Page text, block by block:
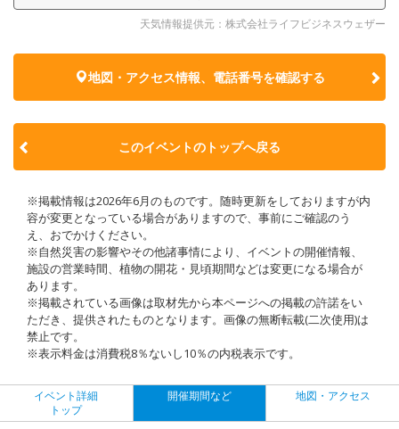
天気情報提供元：株式会社ライフビジネスウェザー
地図・アクセス情報、電話番号を確認する
このイベントのトップへ戻る
※掲載情報は2026年6月のものです。随時更新をしておりますが内
容が変更となっている場合がありますので、事前にご確認のう
え、おでかけください。
※自然災害の影響やその他諸事情により、イベントの開催情報、
施設の営業時間、植物の開花・見頃期間などは変更になる場合が
あります。
※掲載されている画像は取材先から本ページへの掲載の許諾をい
ただき、提供されたものとなります。画像の無断転載(二次使用)は
禁止です。
※表示料金は消費税8％ないし10％の内税表示です。
イベント詳細
トップ
開催期間など 地図・アクセス